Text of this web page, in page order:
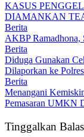
KASUS
DIAMANKAN
Berita
AKBP Ramadhona,
Berita
Diduga Gunakan
Dilaporkan ke
Berita
Menangani
Pemasaran UMKN
Tinggalkan